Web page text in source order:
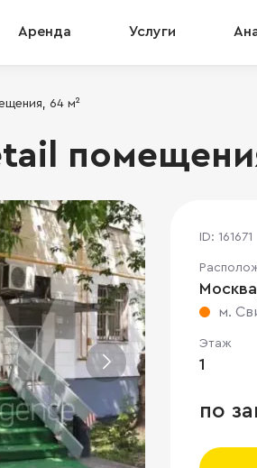
Аренда Услуги
64 м²
ID: 161671
м.
Этаж
1
по